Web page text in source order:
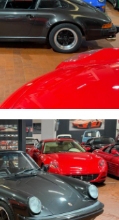
METTIAMO A
IN TEMPO